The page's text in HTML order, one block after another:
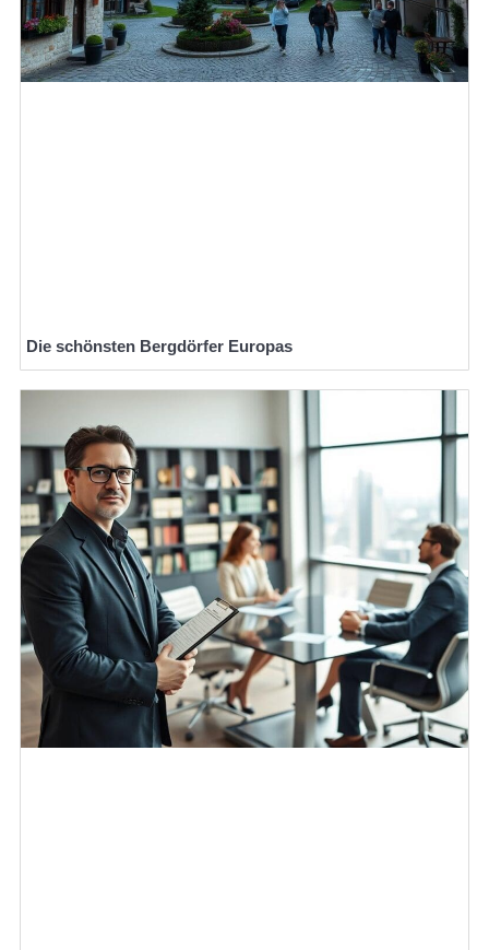
Die schönsten Bergdörfer Europas